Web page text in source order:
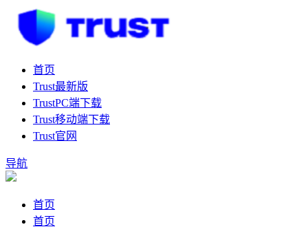
首页
Trust最新版
TrustPC端下载
Trust移动端下载
Trust官网
导航
首页
首页